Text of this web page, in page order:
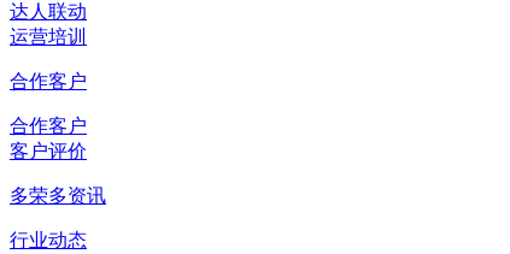
达人联动
运营培训
合作客户
合作客户
客户评价
多荣多资讯
行业动态